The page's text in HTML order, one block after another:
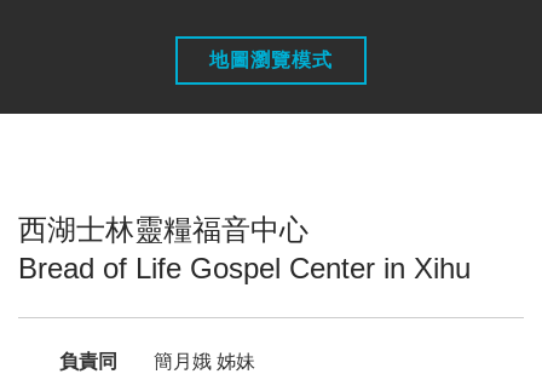
地圖瀏覽模式
西湖士林靈糧福音中心
Bread of Life Gospel Center in Xihu
負責同
簡月娥 姊妹